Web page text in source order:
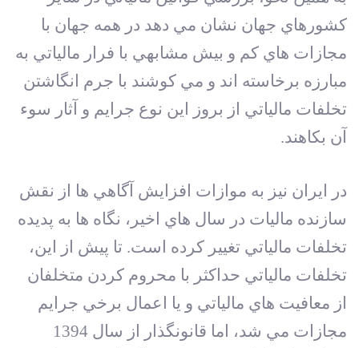
کشورهاي جهان نشان مي دهد در همه جهان با
مجازات هاي کم و بيش مشابهي با فرار مالياتي به
مبارزه برخاسته اند و مي‏ کوشند با جرم انگاشتن
تخلفات مالياتي از بروز اين نوع جرايم و آثار سوء
آن بکاهند.
در ايران نيز به موازات افزايش آگاهي ها از نقش
سازنده ماليات در سال هاي اخير، نگاه ها به پديده
تخلفات مالياتي تغيير کرده است. تا پيش از اين،
تخلفات مالياتي حداکثر با محروم کردن متخلفان
از معافيت هاي مالياتي و يا اعمال برخي جرايم
مجازات مي شد، اما قانونگذار از سال 1394